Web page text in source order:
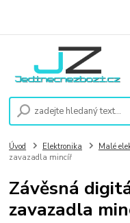
Úvod Elektronika Malé
zavazadla mincíř
Závěsná
zavazadla